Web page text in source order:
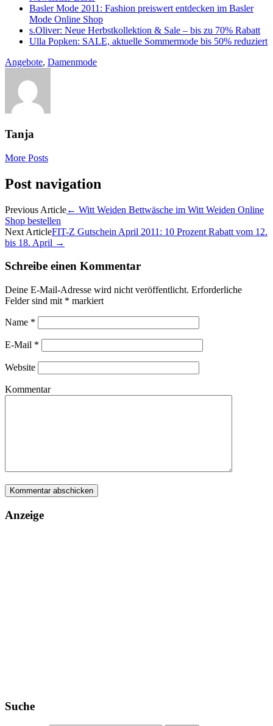
Basler Mode 2011: Fashion preiswert entdecken im Basler
Mode Online Shop
s.Oliver: Neue Herbstkollektion & Sale – bis zu 70% Rabatt
Ulla Popken: SALE, aktuelle Sommermode bis 50% reduziert
Angebote, Damenmode
Tanja
More Posts
Post navigation
Previous Article← Witt Weiden Bettwäsche im Witt Weiden Online
Shop bestellen
Next ArticleFIT-Z Gutschein April 2011: 10 Prozent Rabatt vom 12.
bis 18. April →
Schreibe einen Kommentar
Deine E-Mail-Adresse wird nicht veröffentlicht. Erforderliche
Felder sind mit * markiert
Name *
E-Mail *
Website
Kommentar
Anzeige
Suche